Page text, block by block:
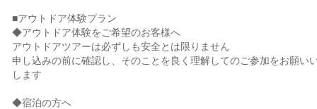
■アウトドア体験プラン
◆アウトドア体験をご希望のお客様へ
アウトドアツアーは必ずしも安全とは限りません
申し込みの前に確認し、そのことを良く理解してのご参加をお願い
します
◆宿泊の方へ